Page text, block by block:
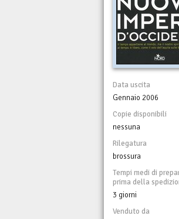
Data uscita
Gennaio 2006
Copie disponibili
nessuna
Rilegatura
brossura
Tempi medi di
prima della
3 giorni
Venduto da